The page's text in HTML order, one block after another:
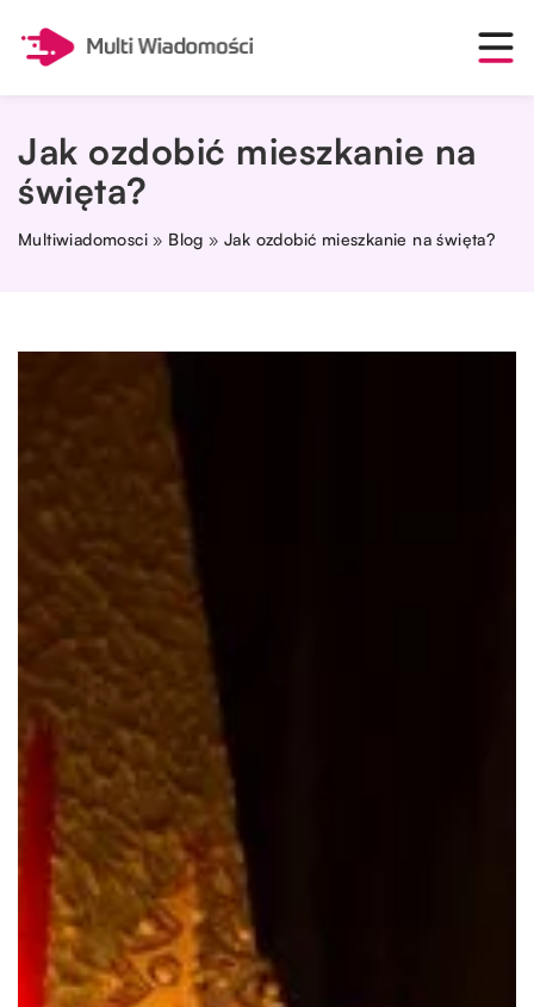
Jak ozdobić mieszkanie na
święta?
Multiwiadomosci » Blog »Jak ozdobić mieszkanie na święta?